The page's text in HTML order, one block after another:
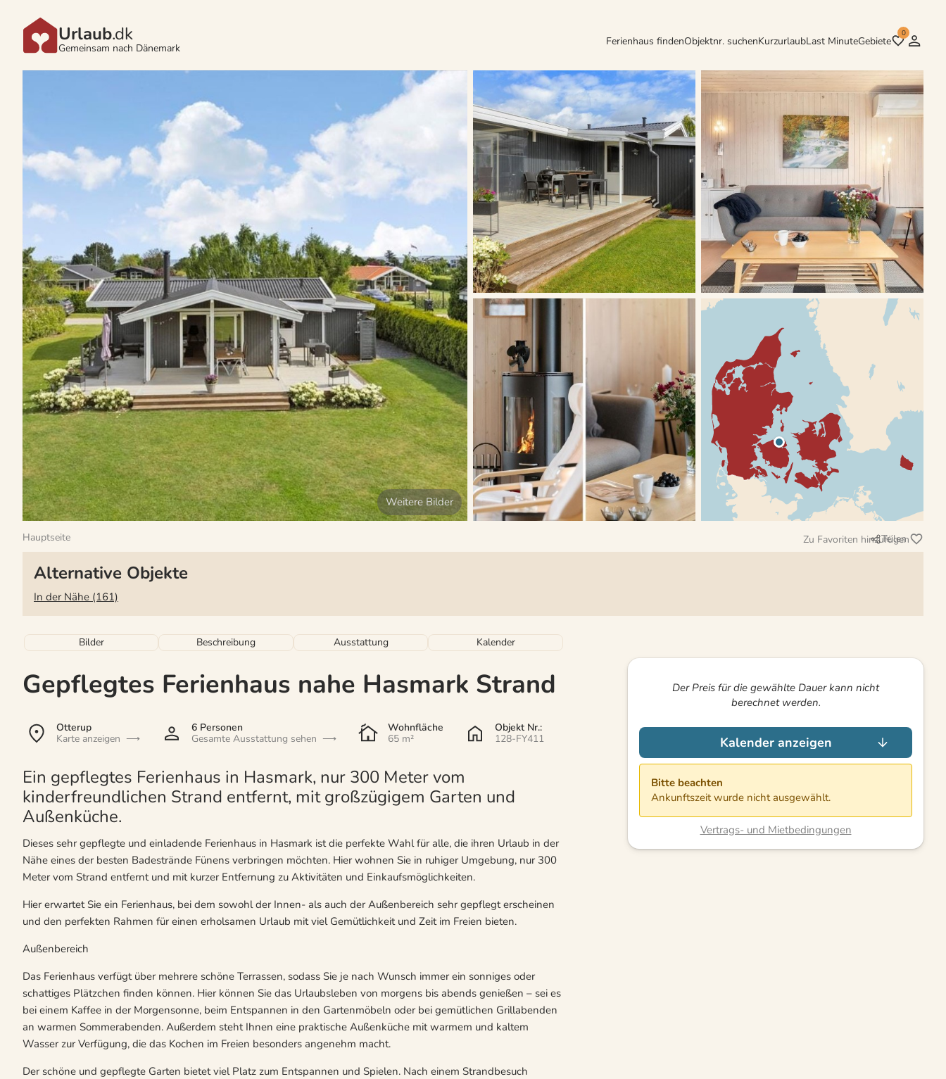
Urlaub.dk
Gemeinsam nach Dänemark
Ferienhaus findenObjektnr. suchenKurzurlaubLast MinuteGebiete
0
Hauptseite Zu Favoriten hinzufügen
Teilen
Alternative Objekte
In der Nähe (161)
Bilder Beschreibung Ausstattung Kalender
Gepflegtes Ferienhaus nahe Hasmark Strand
Otterup
Karte anzeigen
6 Personen
Gesamte Ausstattung sehen
Wohnfläche
65 m²
Objekt Nr.:
128-FY411
Ein gepflegtes Ferienhaus in Hasmark, nur 300 Meter vom
kinderfreundlichen Strand entfernt, mit großzügigem Garten und
Außenküche.
Dieses sehr gepflegte und einladende Ferienhaus in Hasmark ist die perfekte Wahl für alle, die ihren Urlaub in der
Nähe eines der besten Badestrände Fünens verbringen möchten. Hier wohnen Sie in ruhiger Umgebung, nur 300
Meter vom Strand entfernt und mit kurzer Entfernung zu Aktivitäten und Einkaufsmöglichkeiten.
Hier erwartet Sie ein Ferienhaus, bei dem sowohl der Innen- als auch der Außenbereich sehr gepflegt erscheinen
und den perfekten Rahmen für einen erholsamen Urlaub mit viel Gemütlichkeit und Zeit im Freien bieten.
Außenbereich
Das Ferienhaus verfügt über mehrere schöne Terrassen, sodass Sie je nach Wunsch immer ein sonniges oder
schattiges Plätzchen finden können. Hier können Sie das Urlaubsleben von morgens bis abends genießen – sei es
bei einem Kaffee in der Morgensonne, beim Entspannen in den Gartenmöbeln oder bei gemütlichen Grillabenden
an warmen Sommerabenden. Außerdem steht Ihnen eine praktische Außenküche mit warmem und kaltem
Wasser zur Verfügung, die das Kochen im Freien besonders angenehm macht.
Der schöne und gepflegte Garten bietet viel Platz zum Entspannen und Spielen. Nach einem Strandbesuch
Der Preis für die gewählte Dauer kann nicht
berechnet werden.
Kalender anzeigen
Bitte beachten
Ankunftszeit wurde nicht ausgewählt.
Vertrags- und Mietbedingungen